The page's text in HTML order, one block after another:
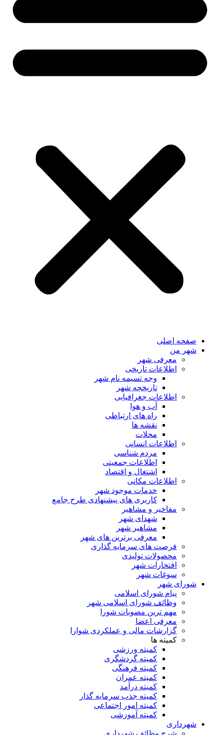
صفحه اصلی
شهر من
معرفی شهر
اطلاعات تاریخی
وجه تسیمه نام شهر
تاریخچه شهر
اطلاعات جغرافیایی
آب و هوا
راه های ارتباطی
نقشه ها
محلات
اطلاعات انسانی
مردم شناسی
اطلاعات جمعیتی
اشتغال و اقتصاد
اطلاعات مکانی
خدمات موجود شهر
کاربری های پیشنهادی طرح جامع
مفاخیر و مشاهیر
شهدای شهر
مشاهیر شهر
معرفی برترین های شهر
فرصت های سرمایه گذاری
محصولات تولیدی
افتخارات شهر
سوغات شهر
شورای شهر
پیام شورای اسلامی
وظائف شورای اسلامی شهر
مهم ترین مصوبات شورا
معرفی اعضا
گزارشات مالی و عملکردی شوارا
کمیته ها
کمیته ورزشی
کمیته گردشگری
کمیته فرهنگی
کمیته عمران
کمیته درآمد
کمیته جذب سرمایه گذار
کمیته امور اجتماعی
کمیته آموزشی
شهرداری